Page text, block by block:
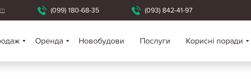
(099) 180-68-35 (093) 842-41-97
Оренда Новобудови Послуги Корисні поради